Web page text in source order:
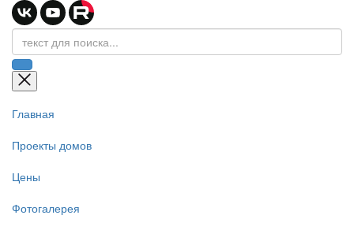
Главная
Проекты домов
Цены
Фотогалерея